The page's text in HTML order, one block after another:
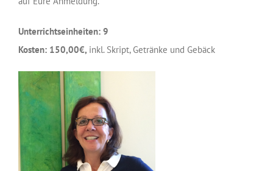
Unterrichtseinheiten: 9
Kosten: 150,00€, inkl. Skript, Getränke und Gebäck